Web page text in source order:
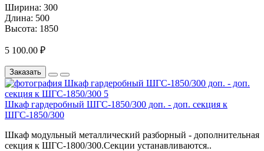
Ширина: 300
Длина: 500
Высота: 1850
5 100.00 ₽
Заказать
Шкаф гардеробный ШГС-1850/300 доп. - доп. секция к
ШГС-1850/300
Шкаф модульный металлический разборный - дополнительная
секция к ШГС-1800/300.Секции устанавливаются..